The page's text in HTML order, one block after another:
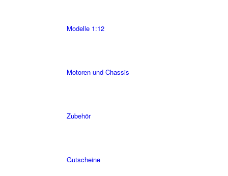
Modelle 1:12
Motoren und Chassis
Zubehör
Gutscheine